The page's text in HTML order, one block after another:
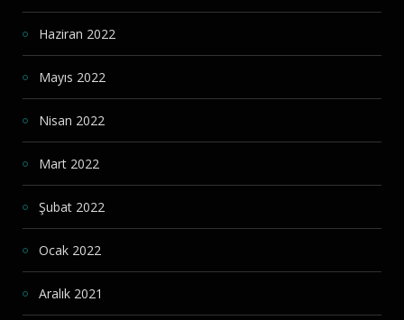
Haziran 2022
Mayıs 2022
Nisan 2022
Mart 2022
Şubat 2022
Ocak 2022
Aralık 2021